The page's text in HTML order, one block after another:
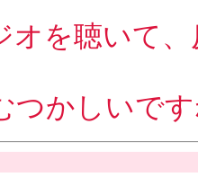
オを聴いて
つかしいで